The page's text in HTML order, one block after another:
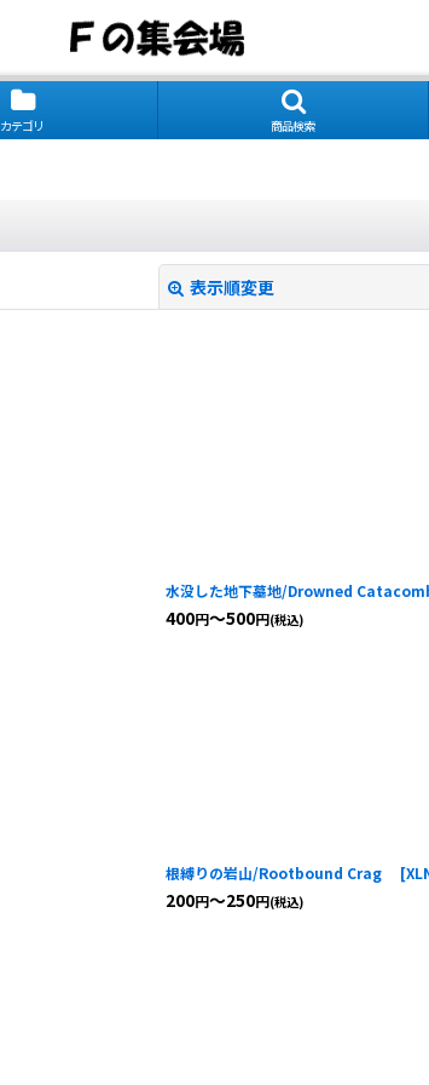
カテゴリ 商品検索
表示順変更
水没した地下墓地/Drowned
400円～500円(税込)
根縛りの岩山/Rootbound Crag [
200円～250円(税込)